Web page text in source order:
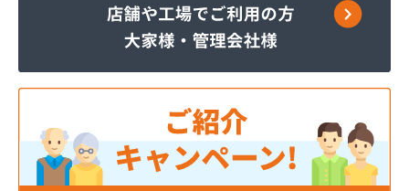
社・営業部
加計燃料株式会社 広島営業所
可部ガス販売株式会社
角本商店
株式会社エルピーガスネット配送センター
株式会社ガスセンター広島・充填所直通
株式会社ガスパル広島販売所
株式会社キムラ